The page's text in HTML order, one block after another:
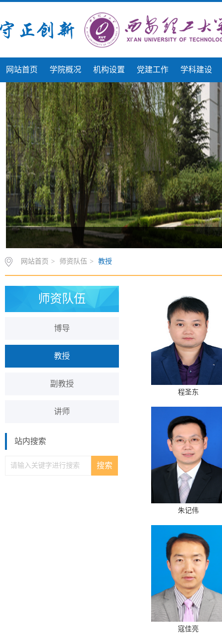
网站首页 学院概况 机构设置 党建工作 学科建设
网站首页 > 师资队伍 > 教授
师资队伍
博导
教授
副教授
讲师
站内搜索
程圣东
朱记伟
寇佳亮